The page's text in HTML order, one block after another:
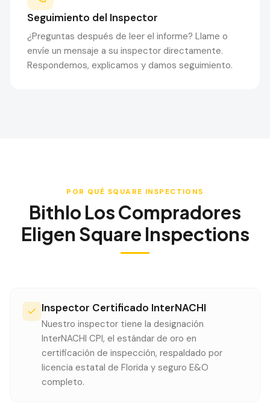
Seguimiento del Inspector
¿Preguntas después de leer el informe? Llame o
envíe un mensaje a su inspector directamente.
Respondemos, explicamos y damos seguimiento.
POR QUÉ SQUARE INSPECTIONS
Bithlo Los Compradores
Eligen Square Inspections
Inspector Certificado InterNACHI
Nuestro inspector tiene la designación
InterNACHI CPI, el estándar de oro en
certificación de inspección, respaldado por
licencia estatal de Florida y seguro E&O
completo.